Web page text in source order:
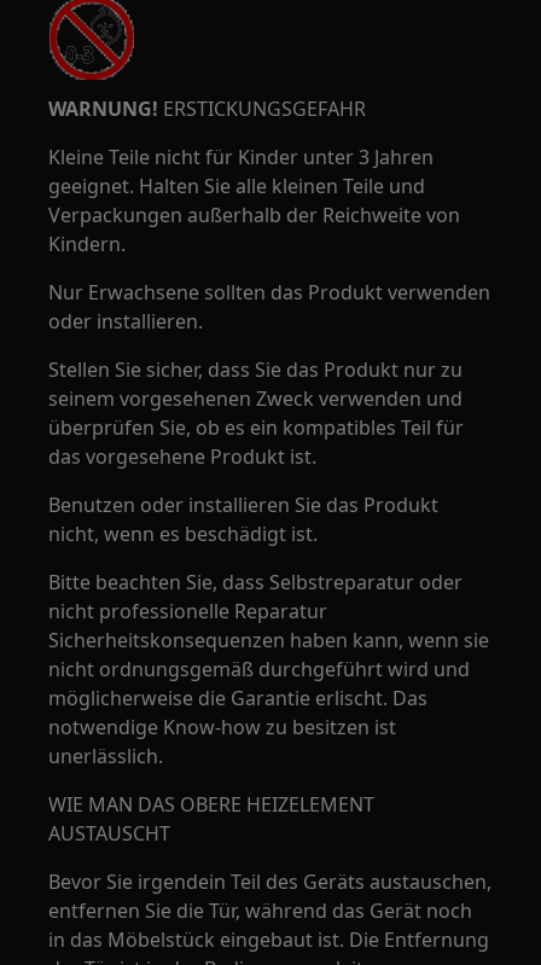
WARNUNG! ERSTICKUNGSGEFAHR
Kleine Teile nicht für Kinder unter 3 Jahren
geeignet. Halten Sie alle kleinen Teile und
Verpackungen außerhalb der Reichweite von
Kindern.
Nur Erwachsene sollten das Produkt verwenden
oder installieren.
Stellen Sie sicher, dass Sie das Produkt nur zu
seinem vorgesehenen Zweck verwenden und
überprüfen Sie, ob es ein kompatibles Teil für
das vorgesehene Produkt ist.
Benutzen oder installieren Sie das Produkt
nicht, wenn es beschädigt ist.
Bitte beachten Sie, dass Selbstreparatur oder
nicht professionelle Reparatur
Sicherheitskonsequenzen haben kann, wenn sie
nicht ordnungsgemäß durchgeführt wird und
möglicherweise die Garantie erlischt. Das
notwendige Know-how zu besitzen ist
unerlässlich.
WIE MAN DAS OBERE HEIZELEMENT
AUSTAUSCHT
Bevor Sie irgendein Teil des Geräts austauschen,
entfernen Sie die Tür, während das Gerät noch
in das Möbelstück eingebaut ist. Die Entfernung